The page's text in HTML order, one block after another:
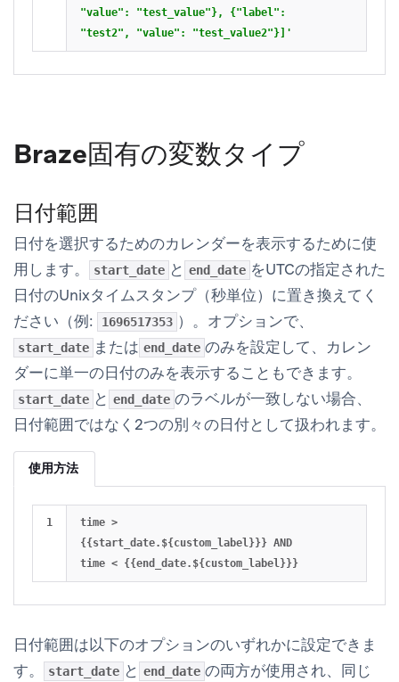
"value": "test_value"}, {"label":
"test2", "value": "test_value2"}]'
Braze固有の変数タイプ
日付範囲
日付を選択するためのカレンダーを表示するために使
用します。
start_date と end_date をUTCの指定された
日付のUnixタイムスタンプ（秒単位）に置き換えてく
ださい（例:
1696517353 ）。オプションで、
start_date または end_date のみを設定して、カレン
ダーに単一の日付のみを表示することもできます。
start_date と end_date のラベルが一致しない場合、
日付範囲ではなく2つの別々の日付として扱われます。
使用方法
time >
{{start_date.${custom_label}}} AND
日付範囲は以下のオプションのいずれかに設定できま
す。
start_date と end_date の両方が使用され、同じ